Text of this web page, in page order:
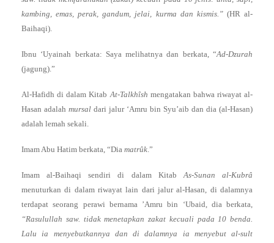
kambing, emas, perak, gandum, jelai, kurma dan kismis.”(HR al-
Baihaqi).
Ibnu ‘Uyainah berkata: Saya melihatnya dan berkata, “Ad-Dzurah
(jagung).”
Al-Hafidh di dalam KitabAt-Talkhîsh mengatakan bahwa riwayat al-
Hasan adalah mursal dari jalur ‘Amru bin Syu’aib dan dia (al-Hasan)
adalah lemah sekali.
Imam Abu Hatim berkata, “Dia matrûk.”
Imam al-Baihaqi sendiri di dalam KitabAs-Sunan al-Kubrâ
menuturkan di dalam riwayat lain dari jalur al-Hasan, di dalamnya
terdapat seorang perawi bernama ’Amru bin ‘Ubaid, dia berkata,
“Rasulullah saw. tidak menetapkan zakat kecuali pada 10 benda.
Lalu ia menyebutkannya dan di dalamnya ia menyebut al-sult